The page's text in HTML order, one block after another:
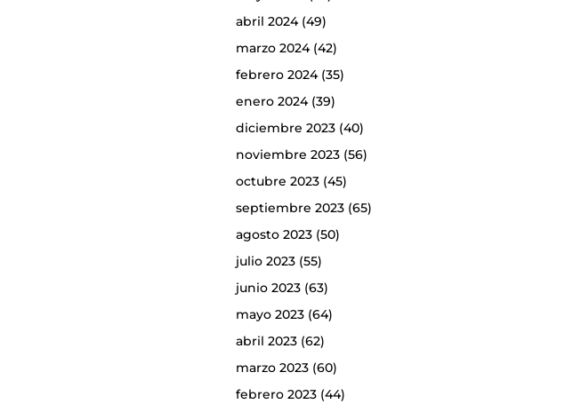
abril 2024(49)
marzo 2024(42)
febrero 2024(35)
enero 2024(39)
diciembre 2023(40)
noviembre 2023(56)
octubre 2023(45)
septiembre 2023(65)
agosto 2023(50)
julio 2023(55)
junio 2023(63)
mayo 2023(64)
abril 2023(62)
marzo 2023(60)
febrero 2023(44)